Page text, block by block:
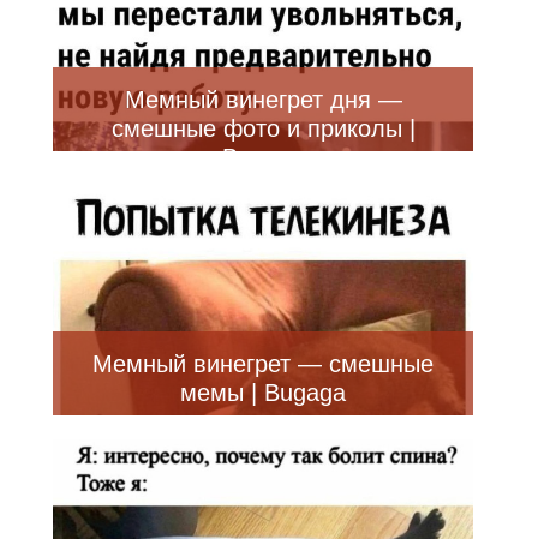
Мемный винегрет дня —
смешные фото и приколы |
Bugaga
Мемный винегрет — смешные
мемы | Bugaga